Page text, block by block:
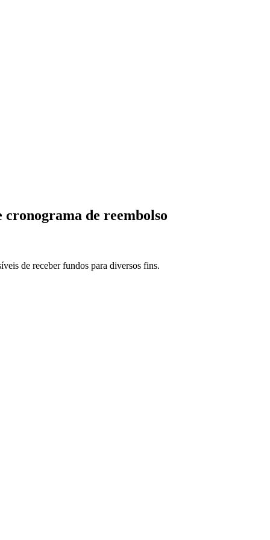
de reembolso
de receber fundos para diversos fins.